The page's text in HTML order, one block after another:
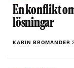
En konflikt
lösningar
KARIN BROMANDER